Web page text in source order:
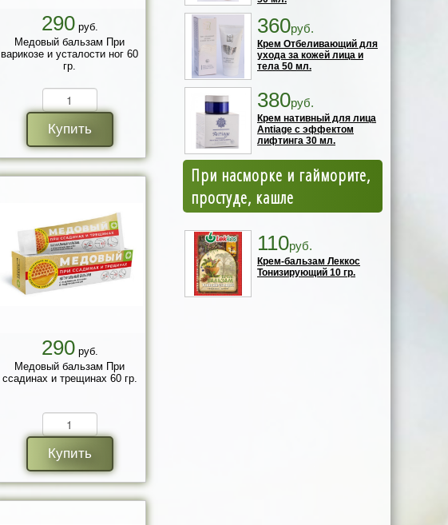
290руб.
Медовый бальзам При
варикозе и усталости ног 60
гр.
Купить
290руб.
Медовый бальзам При
ссадинах и трещинах 60 гр.
Купить
360руб.
Крем Отбеливающий для
ухода за кожей лица и
тела 50 мл.
380руб.
Крем нативный для лица
Antiage с эффектом
лифтинга 30 мл.
При насморке и гайморите,
простуде, кашле
110руб.
Крем-бальзам Леккос
Тонизирующий 10 гр.